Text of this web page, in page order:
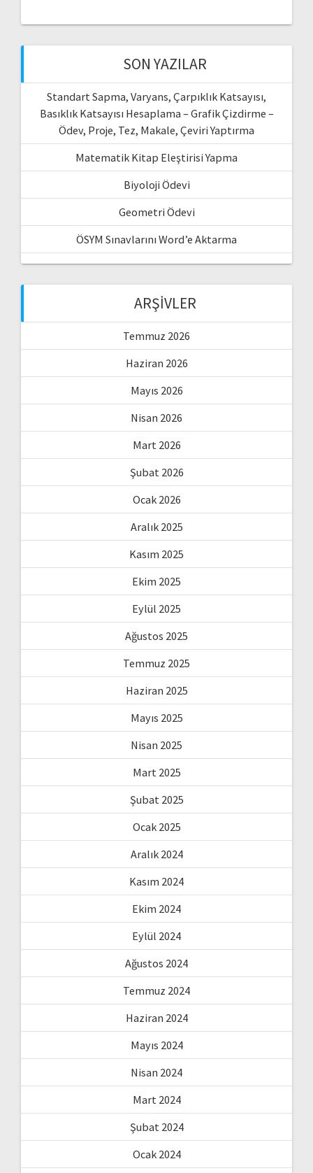
SON YAZILAR
Standart Sapma, Varyans, Çarpıklık Katsayısı,
Basıklık Katsayısı Hesaplama – Grafik Çizdirme –
Ödev, Proje, Tez, Makale, Çeviri Yaptırma
Matematik Kitap Eleştirisi Yapma
Biyoloji Ödevi
Geometri Ödevi
ÖSYM Sınavlarını Word’e Aktarma
ARŞIVLER
Temmuz 2026
Haziran 2026
Mayıs 2026
Nisan 2026
Mart 2026
Şubat 2026
Ocak 2026
Aralık 2025
Kasım 2025
Ekim 2025
Eylül 2025
Ağustos 2025
Temmuz 2025
Haziran 2025
Mayıs 2025
Nisan 2025
Mart 2025
Şubat 2025
Ocak 2025
Aralık 2024
Kasım 2024
Ekim 2024
Eylül 2024
Ağustos 2024
Temmuz 2024
Haziran 2024
Mayıs 2024
Nisan 2024
Mart 2024
Şubat 2024
Ocak 2024